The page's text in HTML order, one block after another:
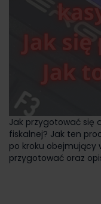
Jak przygotować się
fiskalnej? Jak ten
po kroku obejmujący
przygotować oraz